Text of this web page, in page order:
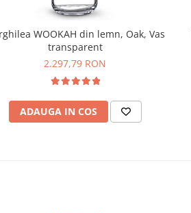
WOOKAH din lemn, Oak, Vas
transparent
2.297,79 RON
ADAUGA IN COS